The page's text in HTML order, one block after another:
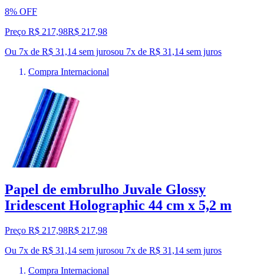
8% OFF
Preço R$ 217,98R$ 217,98
Ou 7x de R$ 31,14 sem jurosou 7x de R$ 31,14 sem juros
Compra Internacional
Papel de embrulho Juvale Glossy
Iridescent Holographic 44 cm x 5,2 m
Preço R$ 217,98R$ 217,98
Ou 7x de R$ 31,14 sem jurosou 7x de R$ 31,14 sem juros
Compra Internacional